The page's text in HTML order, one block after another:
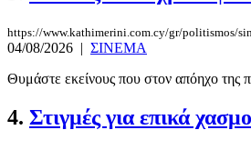
https://www.kathimerini.com.cy/gr/politismos/
04/08/2026 | ΣΙΝΕΜΑ
Θυμάστε εκείνους που στον απόηχο της
4. Στιγμές για επικά